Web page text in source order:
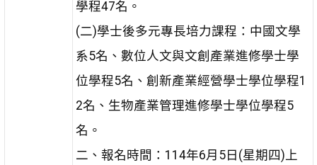
學程47名。
(二)學士後多元專長培力課程：中國文學
系5名、數位人文與文創產業進修學士學
位學程5名、創新產業經營學士學位學程1
2名、生物產業管理進修學士學位學程5
名。
二、報名時間：114年6月5日(星期四)上